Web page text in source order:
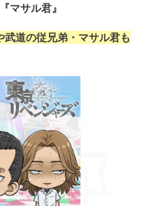
マサル君』
道の従兄弟・マサル君も